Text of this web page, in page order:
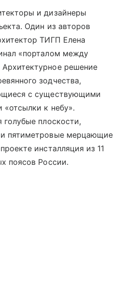
и дизайнеры
Один из авторов
ТИГП Елена
«порталом между
решение
зодчества,
с существующими
«отсылки к небу».
голубые плоскости,
пятиметровые мерцающие
инсталляция из 11
поясов России.